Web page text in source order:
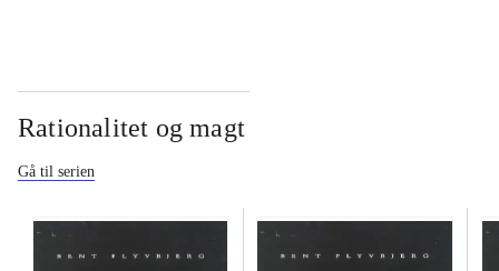
Rationalitet og magt
Gå til serien